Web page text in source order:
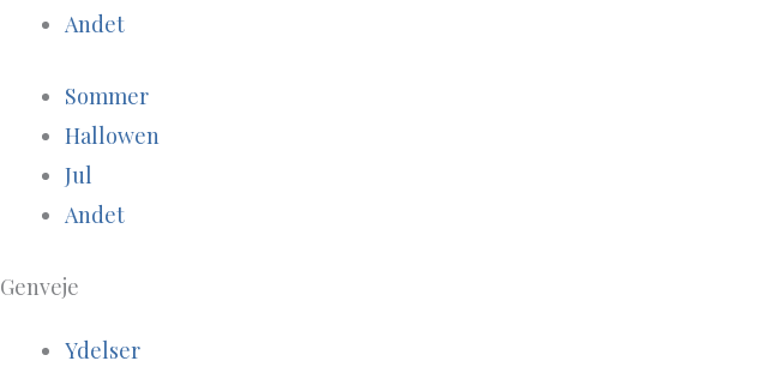
Andet
Sommer
Hallowen
Jul
Andet
Genveje
Ydelser